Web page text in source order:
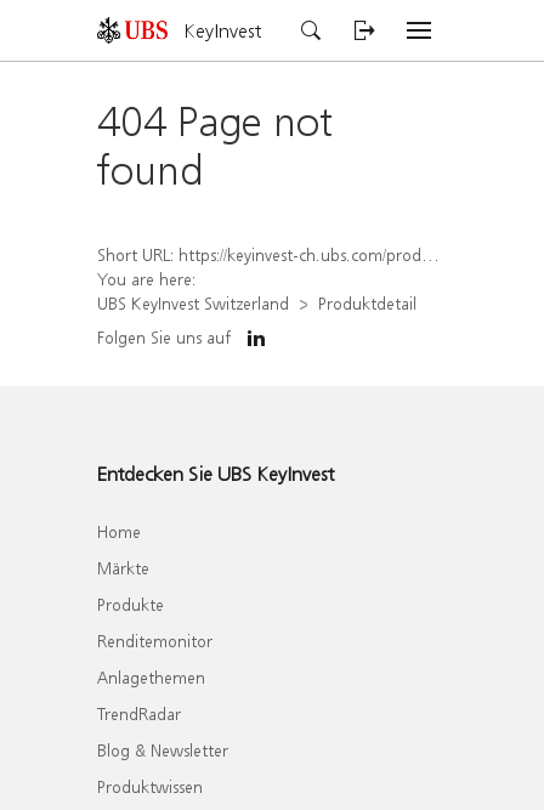
KeyInvest
404 Page not
found
Short URL: https://keyinvest-ch.ubs.com/produkt/detail/index/isin/CH1584641570
You are here:
UBS KeyInvest Switzerland
Produktdetail
Folgen Sie uns auf
Entdecken Sie UBS KeyInvest
Home
Märkte
Produkte
Renditemonitor
Anlagethemen
TrendRadar
Blog & Newsletter
Produktwissen